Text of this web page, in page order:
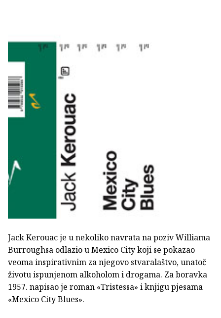
Jack Kerouac je u nekoliko navrata na poziv Williama
Burroughsa odlazio u Mexico City koji se pokazao
veoma inspirativnim za njegovo stvaralaštvo, unatoč
životu ispunjenom alkoholom i drogama. Za boravka
1957. napisao je roman «Tristessa» i knjigu pjesama
«Mexico City Blues».